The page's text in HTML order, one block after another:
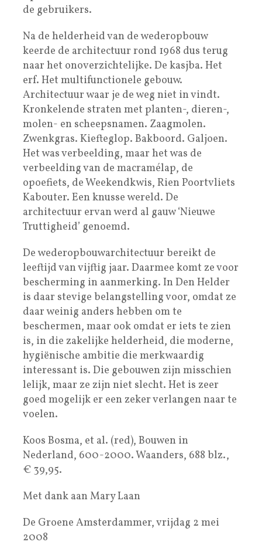
de gebruikers.
Na de helderheid van de wederopbouw
keerde de architectuur rond 1968 dus terug
naar het onoverzichtelijke. De kasjba. Het
erf. Het multifunctionele gebouw.
Architectuur waar je de weg niet in vindt.
Kronkelende straten met planten-, dieren-,
molen- en scheepsnamen. Zaagmolen.
Zwenkgras. Kiefteglop. Bakboord. Galjoen.
Het was verbeelding, maar het was de
verbeelding van de macramélap, de
opoefiets, de Weekendkwis, Rien Poortvliets
Kabouter. Een knusse wereld. De
architectuur ervan werd al gauw ‘Nieuwe
Truttigheid’ genoemd.
De wederopbouwarchitectuur bereikt de
leeftijd van vijftig jaar. Daarmee komt ze voor
bescherming in aanmerking. In Den Helder
is daar stevige belangstelling voor, omdat ze
daar weinig anders hebben om te
beschermen, maar ook omdat er iets te zien
is, in die zakelijke helderheid, die moderne,
hygiënische ambitie die merkwaardig
interessant is. Die gebouwen zijn misschien
lelijk, maar ze zijn niet slecht. Het is zeer
goed mogelijk er een zeker verlangen naar te
voelen.
Koos Bosma, et al. (red), Bouwen in
Nederland, 600-2000. Waanders, 688 blz.,
€ 39,95.
Met dank aan Mary Laan
De Groene Amsterdammer, vrijdag 2 mei
2008